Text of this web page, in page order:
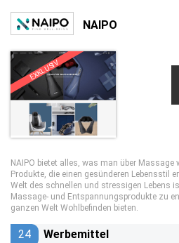
NAIPO
EXKLUSIV
NAIPO bietet alles, was man über
Produkte, die einen gesünderen Lebensstil
Welt des schnellen und stressigen Lebens
Massage- und Entspannungsprodukte zu
ganzen Welt Wohlbefinden bieten.
24 Werbemittel